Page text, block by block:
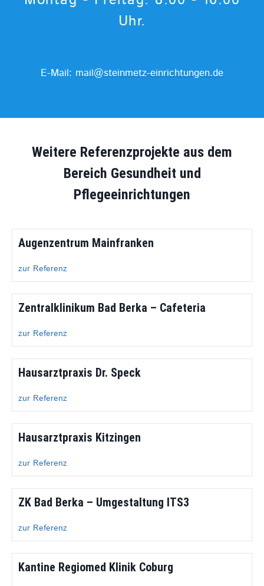
Uhr.
E-Mail: mail@steinmetz-einrichtungen.de
Weitere Referenzprojekte aus dem
Bereich Gesundheit und
Pflegeeinrichtungen
Augenzentrum Mainfranken
zur Referenz
Zentralklinikum Bad Berka – Cafeteria
zur Referenz
Hausarztpraxis Dr. Speck
zur Referenz
Hausarztpraxis Kitzingen
zur Referenz
ZK Bad Berka – Umgestaltung ITS3
zur Referenz
Kantine Regiomed Klinik Coburg